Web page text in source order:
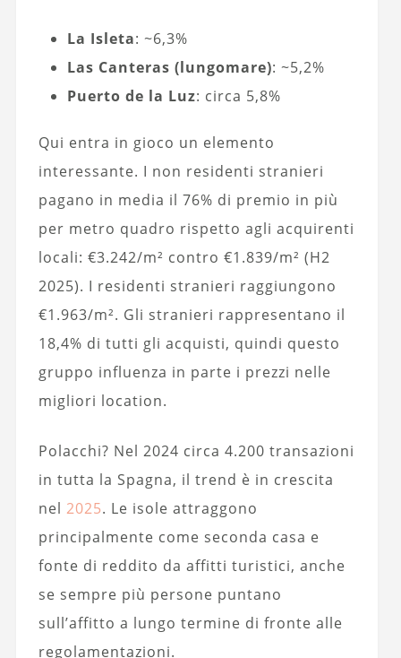
La Isleta: ~6,3%
Las Canteras (lungomare): ~5,2%
Puerto de la Luz: circa 5,8%
Qui entra in gioco un elemento
interessante. I non residenti stranieri
pagano in media il 76% di premio in più
per metro quadro rispetto agli acquirenti
locali: €3.242/m² contro €1.839/m² (H2
2025). I residenti stranieri raggiungono
€1.963/m². Gli stranieri rappresentano il
18,4% di tutti gli acquisti, quindi questo
gruppo influenza in parte i prezzi nelle
migliori location.
Polacchi? Nel 2024 circa 4.200 transazioni
in tutta la Spagna, il trend è in crescita
nel 2025. Le isole attraggono
principalmente come seconda casa e
fonte di reddito da affitti turistici, anche
se sempre più persone puntano
sull’affitto a lungo termine di fronte alle
regolamentazioni.